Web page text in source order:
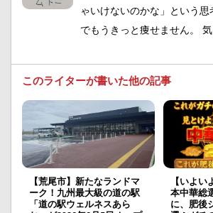
ゃいけないのかな」という
でもうきっと痩せません。 気
このライターが書いた他の記事
【荒尾市】新たなランドマ
ーク！九州最大級の道の駅
「道の駅ウェルネスあら
【いよ
本中華総
に、肥後